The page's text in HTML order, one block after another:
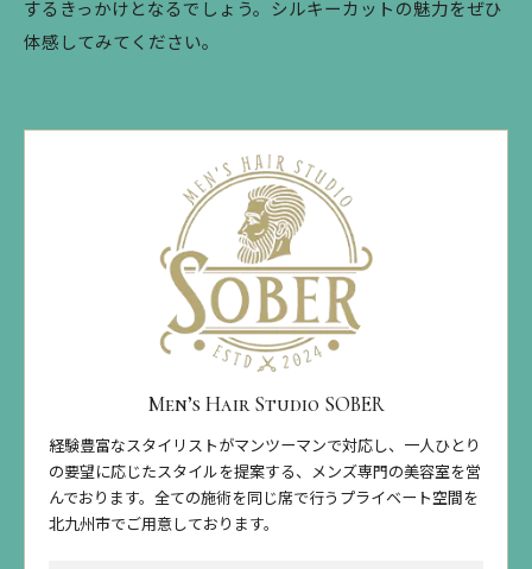
するきっかけとなるでしょう。シルキーカットの魅力をぜひ
体感してみてください。
Men’s Hair Studio SOBER
経験豊富なスタイリストがマンツーマンで対応し、一人ひとり
の要望に応じたスタイルを提案する、メンズ専門の美容室を営
んでおります。全ての施術を同じ席で行うプライベート空間を
北九州市でご用意しております。